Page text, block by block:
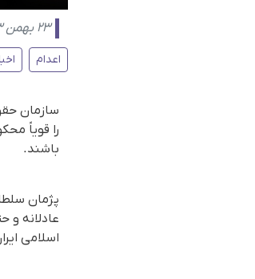
۲۳ بهمن ۱۴۰۳، ۱۸:۴۳
اعدام
سازمان
را قویاً
باشند.
عادلانه و
اسلامی